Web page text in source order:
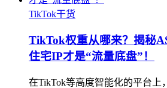
TikTok干货
TikTok权重从哪来？揭秘
住宅IP才是“流量底盘”！
在TikTok等高度智能化的平台上